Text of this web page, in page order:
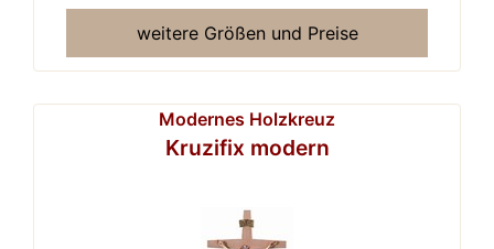
weitere Größen und Preise
Modernes Holzkreuz
Kruzifix modern